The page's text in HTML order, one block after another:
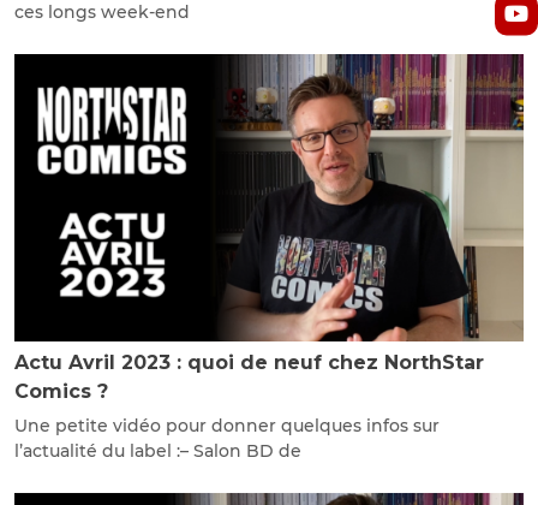
ces longs week-end
Actu Avril 2023 : quoi de neuf chez NorthStar
Comics ?
Une petite vidéo pour donner quelques infos sur
l’actualité du label :– Salon BD de